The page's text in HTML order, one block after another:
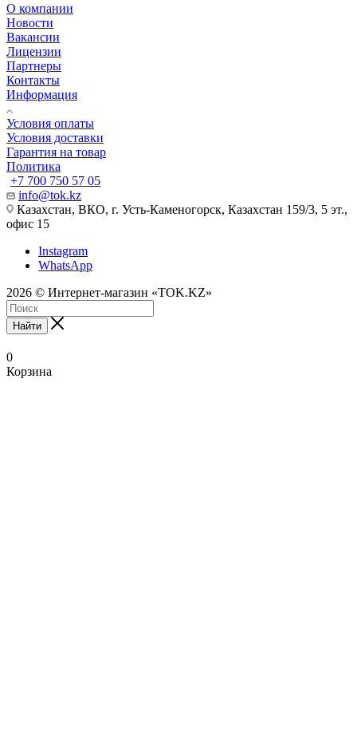
О компании
Новости
Вакансии
Лицензии
Партнеры
Контакты
Информация
Условия оплаты
Условия доставки
Гарантия на товар
Политика
+7 700 750 57 05
info@tok.kz
Казахстан, ВКО, г. Усть-Каменогорск, Казахстан 159/3, 5 эт.,
офис 15
Instagram
WhatsApp
2026 © Интернет-магазин «TOK.KZ»
Найти
0
Корзина